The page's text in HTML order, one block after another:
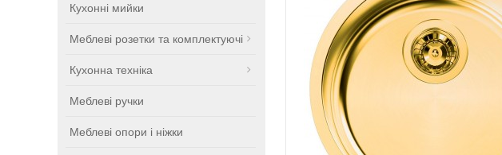
Кухонні мийки
Меблеві розетки та комплектуючі
Кухонна техніка
Меблеві ручки
Меблеві опори і ніжки